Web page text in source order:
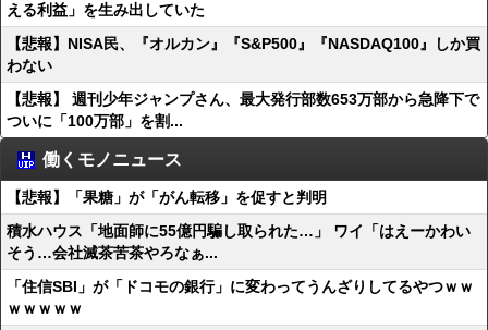
える利益」を生み出していた
【悲報】NISA民、『オルカン』『S&P500』『NASDAQ100』しか買
わない
【悲報】 週刊少年ジャンプさん、最大発行部数653万部から急降下で
ついに「100万部」を割...
働くモノニュース
【悲報】「果糖」が「がん転移」を促すと判明
積水ハウス「地面師に55億円騙し取られた…」 ワイ「はえーかわい
そう…会社滅茶苦茶やろなぁ...
「住信SBI」が「ドコモの銀行」に変わってうんざりしてるやつｗｗ
ｗｗｗｗｗ